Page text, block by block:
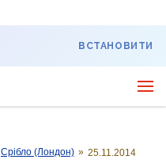
ВСТАНОВИТИ
Срібло (Лондон) » 25.11.2014